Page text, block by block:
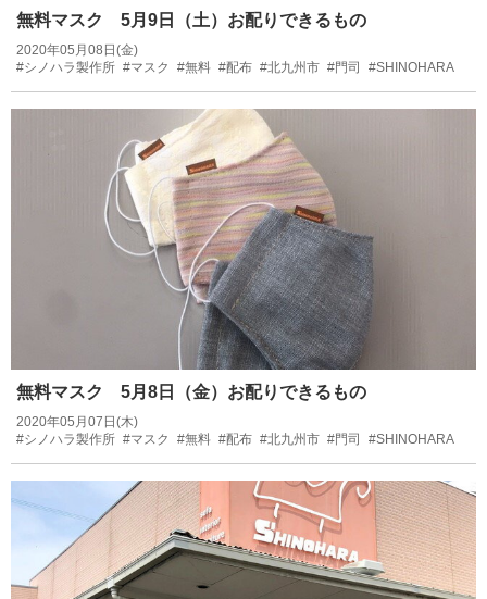
無料マスク 5月9日（土）お配りできるもの
2020年05月08日(金)
#シノハラ製作所 #マスク #無料 #配布 #北九州市 #門司 #SHINOHARA
無料マスク 5月8日（金）お配りできるもの
2020年05月07日(木)
#シノハラ製作所 #マスク #無料 #配布 #北九州市 #門司 #SHINOHARA